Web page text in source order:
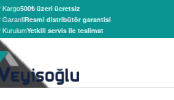
Kargo500₺ üzeri ücretsiz
GarantiResmi distribütör garantisi
KurulumYetkili servis ile teslimat